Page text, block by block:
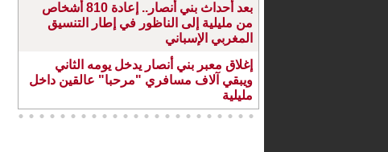
بعد أحداث بني أنصار.. إعادة 810 أشخاص
من مليلية إلى الناظور في إطار التنسيق
المغربي الإسباني
إغلاق معبر بني أنصار يدخل يومه الثاني
ويبقي آلاف مسافري "مرحبا" عالقين داخل
مليلية